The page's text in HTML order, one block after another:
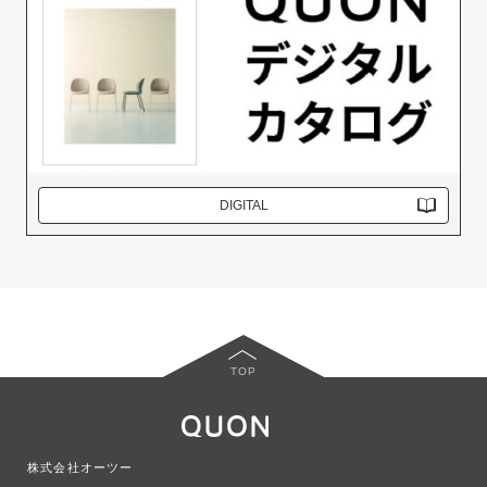
DIGITAL
TOP
株式会社オーツー